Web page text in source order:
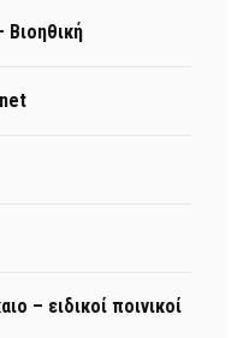
Βιοηθική
– ειδικοί ποινικοί